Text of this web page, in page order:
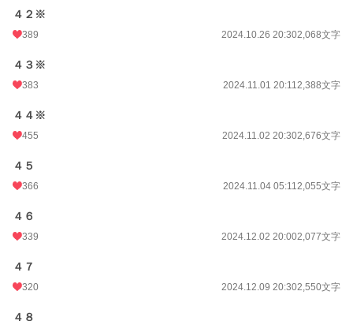
４２※
389 2024.10.26 20:302,068文字
４３※
383 2024.11.01 20:112,388文字
４４※
455 2024.11.02 20:302,676文字
４５
366 2024.11.04 05:112,055文字
４６
339 2024.12.02 20:002,077文字
４７
320 2024.12.09 20:302,550文字
４８